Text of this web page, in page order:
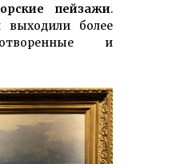
пейзажи.
более
и